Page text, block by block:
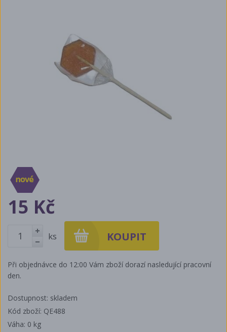
15 Kč
+
ks
Při objednávce do 12:00 Vám zboží dorazí nasledující pracovní
den.
Dostupnost: skladem
Kód zboží: QE488
Váha: 0 kg